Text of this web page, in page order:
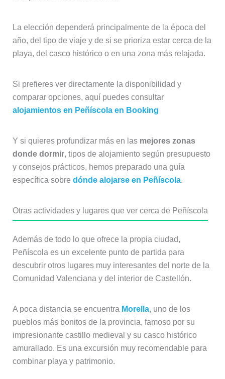
La elección dependerá principalmente de la época del
año, del tipo de viaje y de si se prioriza estar cerca de la
playa, del casco histórico o en una zona más relajada.
Si prefieres ver directamente la disponibilidad y
comparar opciones, aquí puedes consultar
alojamientos en Peñíscola en Booking
Y si quieres profundizar más en las mejores zonas
donde dormir, tipos de alojamiento según presupuesto
y consejos prácticos, hemos preparado una guía
específica sobre dónde alojarse en Peñíscola.
Otras actividades y lugares que ver cerca de Peñíscola
Además de todo lo que ofrece la propia ciudad,
Peñíscola es un excelente punto de partida para
descubrir otros lugares muy interesantes del norte de la
Comunidad Valenciana y del interior de Castellón.
A poca distancia se encuentra Morella, uno de los
pueblos más bonitos de la provincia, famoso por su
impresionante castillo medieval y su casco histórico
amurallado. Es una excursión muy recomendable para
combinar playa y patrimonio.